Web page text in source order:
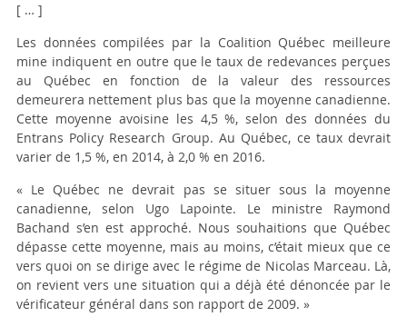
[ … ]
Les données compilées par la Coalition Québec meilleure
mine indiquent en outre que le taux de redevances perçues
au Québec en fonction de la valeur des ressources
demeurera nettement plus bas que la moyenne canadienne.
Cette moyenne avoisine les 4,5 %, selon des données du
Entrans Policy Research Group. Au Québec, ce taux devrait
varier de 1,5 %, en 2014, à 2,0 % en 2016.
« Le Québec ne devrait pas se situer sous la moyenne
canadienne, selon Ugo Lapointe. Le ministre Raymond
Bachand s’en est approché. Nous souhaitions que Québec
dépasse cette moyenne, mais au moins, c’était mieux que ce
vers quoi on se dirige avec le régime de Nicolas Marceau. Là,
on revient vers une situation qui a déjà été dénoncée par le
vérificateur général dans son rapport de 2009. »